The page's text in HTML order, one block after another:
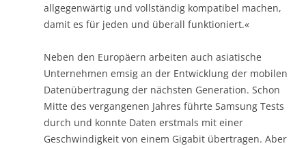
allgegenwärtig und vollständig kompatibel machen,
damit es für jeden und überall funktioniert.«
Neben den Europäern arbeiten auch asiatische
Unternehmen emsig an der Entwicklung der mobilen
Datenübertragung der nächsten Generation. Schon
Mitte des vergangenen Jahres führte Samsung Tests
durch und konnte Daten erstmals mit einer
Geschwindigkeit von einem Gigabit übertragen. Aber